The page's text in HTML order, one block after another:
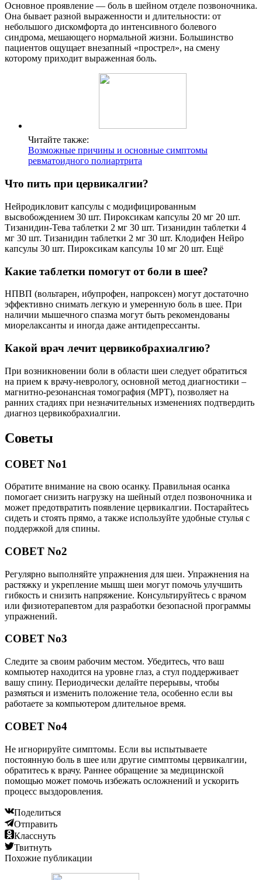
Основное проявление — боль в шейном отделе позвоночника.
Она бывает разной выраженности и длительности: от
небольшого дискомфорта до интенсивного болевого
синдрома, мешающего нормальной жизни. Большинство
пациентов ощущает внезапный «прострел», на смену
которому приходит выраженная боль.
Читайте также:
Возможные причины и основные симптомы
ревматоидного полиартрита
Что пить при цервикалгии?
Нейродикловит капсулы с модифицированным
высвобождением 30 шт. Пироксикам капсулы 20 мг 20 шт.
Тизанидин-Тева таблетки 2 мг 30 шт. Тизанидин таблетки 4
мг 30 шт. Тизанидин таблетки 2 мг 30 шт. Клодифен Нейро
капсулы 30 шт. Пироксикам капсулы 10 мг 20 шт. Ещё
Какие таблетки помогут от боли в шее?
НПВП (вольтарен, ибупрофен, напроксен) могут достаточно
эффективно снимать легкую и умеренную боль в шее. При
наличии мышечного спазма могут быть рекомендованы
миорелаксанты и иногда даже антидепрессанты.
Какой врач лечит цервикобрахиалгию?
При возникновении боли в области шеи следует обратиться
на прием к врачу-неврологу, основной метод диагностики –
магнитно-резонансная томография (МРТ), позволяет на
ранних стадиях при незначительных изменениях подтвердить
диагноз цервикобрахиалгии.
Советы
СОВЕТ No1
Обратите внимание на свою осанку. Правильная осанка
помогает снизить нагрузку на шейный отдел позвоночника и
может предотвратить появление цервикалгии. Постарайтесь
сидеть и стоять прямо, а также используйте удобные стулья с
поддержкой для спины.
СОВЕТ No2
Регулярно выполняйте упражнения для шеи. Упражнения на
растяжку и укрепление мышц шеи могут помочь улучшить
гибкость и снизить напряжение. Консультируйтесь с врачом
или физиотерапевтом для разработки безопасной программы
упражнений.
СОВЕТ No3
Следите за своим рабочим местом. Убедитесь, что ваш
компьютер находится на уровне глаз, а стул поддерживает
вашу спину. Периодически делайте перерывы, чтобы
размяться и изменить положение тела, особенно если вы
работаете за компьютером длительное время.
СОВЕТ No4
Не игнорируйте симптомы. Если вы испытываете
постоянную боль в шее или другие симптомы цервикалгии,
обратитесь к врачу. Раннее обращение за медицинской
помощью может помочь избежать осложнений и ускорить
процесс выздоровления.
Поделиться
Отправить
Класснуть
Твитнуть
Похожие публикации